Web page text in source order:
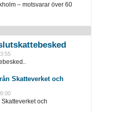
– motsvarar över 60
Skatteverket och
och